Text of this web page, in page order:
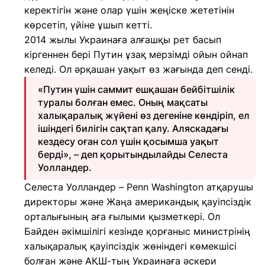
керектігін және олар үшін жеңіске жететінін
көрсетіп, үйіне ұшып кетті.
2014 жылы Украинаға алғашқы рет басып
кіргеннен бері Путин ұзақ мерзімді ойын ойнап
келеді. Ол әрқашан уақыт өз жағында деп сенді.
«Путин үшін саммит ешқашан бейбітшілік
туралы болған емес. Оның мақсаты
халықаралық жүйені өз дегеніне көндіріп, ел
ішіндегі билігін сақтап қалу. Аляскадағы
кездесу оған сол үшін қосымша уақыт
берді», – деп қорытындылайды Селеста
Уолландер.
Селеста Уолландер – Penn Washington атқарушы
директоры және Жаңа американдық қауіпсіздік
орталығының аға ғылыми қызметкері. Ол
Байден әкімшілігі кезінде қорғаныс министрінің
халықаралық қауіпсіздік жөніндегі көмекшісі
болған және АҚШ-тың Украинаға әскери